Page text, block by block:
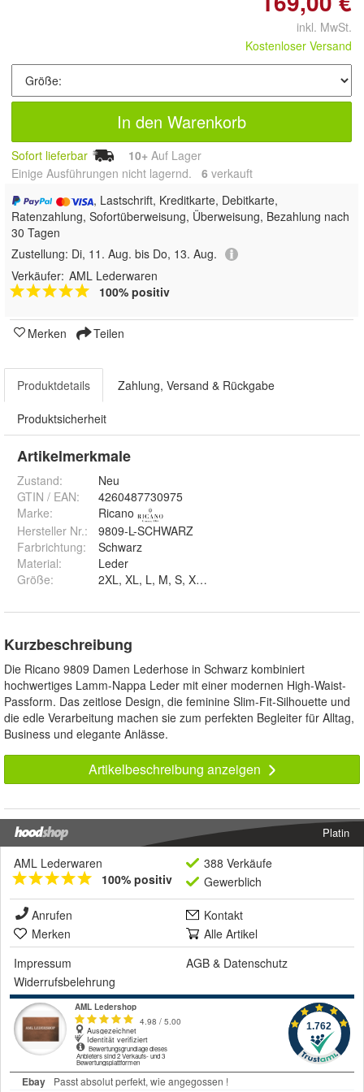
inkl. MwSt.
Kostenloser Versand
In den Warenkorb
Sofort lieferbar 10+ Auf Lager
Einige Ausführungen nicht lagernd. 6 verkauft
, Lastschrift, Kreditkarte, Debitkarte,
Ratenzahlung, Sofortüberweisung, Überweisung, Bezahlung nach
30 Tagen
Zustellung: Di, 11. Aug. bis Do, 13. Aug.
Verkäufer: AML Lederwaren
100% positiv
Merken Teilen
Produktdetails Zahlung, Versand & Rückgabe
Produktsicherheit
Artikelmerkmale
Zustand:
Neu
GTIN / EAN:
4260487730975
Marke:
Ricano
Hersteller Nr.:
9809-L-SCHWARZ
Farbrichtung:
Schwarz
Material:
Leder
Größe:
Kurzbeschreibung
Die Ricano 9809 Damen Lederhose in Schwarz kombiniert
hochwertiges Lamm-Nappa Leder mit einer modernen High-Waist-
Passform. Das zeitlose Design, die feminine Slim-Fit-Silhouette und
die edle Verarbeitung machen sie zum perfekten Begleiter für Alltag,
Business und elegante Anlässe.
Artikelbeschreibung anzeigen
Platin
AML Lederwaren
100% positiv
388 Verkäufe
Gewerblich
Anrufen
Kontakt
Merken
Alle Artikel
Impressum
AGB & Datenschutz
Widerrufsbelehrung